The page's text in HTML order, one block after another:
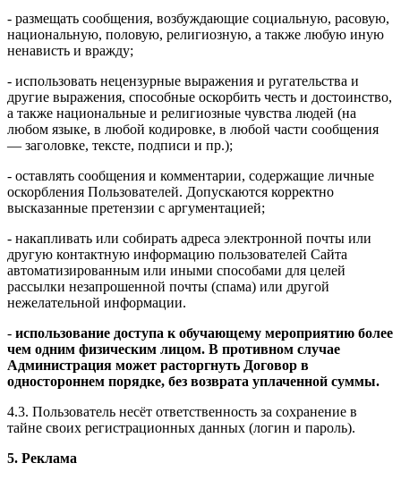
- размещать сообщения, возбуждающие социальную, расовую,
национальную, половую, религиозную, а также любую иную
ненависть и вражду;
- использовать нецензурные выражения и ругательства и
другие выражения, способные оскорбить честь и достоинство,
а также национальные и религиозные чувства людей (на
любом языке, в любой кодировке, в любой части сообщения
— заголовке, тексте, подписи и пр.);
- оставлять сообщения и комментарии, содержащие личные
оскорбления Пользователей. Допускаются корректно
высказанные претензии с аргументацией;
- накапливать или собирать адреса электронной почты или
другую контактную информацию пользователей Сайта
автоматизированным или иными способами для целей
рассылки незапрошенной почты (спама) или другой
нежелательной информации.
- использование доступа к обучающему мероприятию более
чем одним физическим лицом. В противном случае
Администрация может расторгнуть Договор в
одностороннем порядке, без возврата уплаченной суммы.
4.3. Пользователь несёт ответственность за сохранение в
тайне своих регистрационных данных (логин и пароль).
5. Реклама